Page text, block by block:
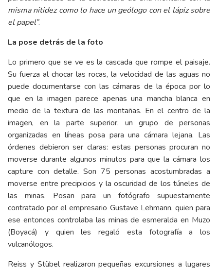
misma nitidez como lo hace un geólogo con el lápiz sobre
el papel”.
La pose detrás de la foto
Lo primero que se ve es la cascada que rompe el paisaje.
Su fuerza al chocar las rocas, la velocidad de las aguas no
puede documentarse con las cámaras de la época por lo
que en la imagen parece apenas una mancha blanca en
medio de la textura de las montañas. En el centro de la
imagen, en la parte superior, un grupo de personas
organizadas en líneas posa para una cámara lejana. Las
órdenes debieron ser claras: estas personas procuran no
moverse durante algunos minutos para que la cámara los
capture con detalle. Son 75 personas acostumbradas a
moverse entre precipicios y la oscuridad de los túneles de
las minas. Posan para un fotógrafo supuestamente
contratado por el empresario Gustave Lehmann, quien para
ese entonces controlaba las minas de esmeralda en Muzo
(Boyacá) y quien les regaló esta fotografía a los
vulcanólogos.
Reiss y Stübel realizaron pequeñas excursiones a lugares